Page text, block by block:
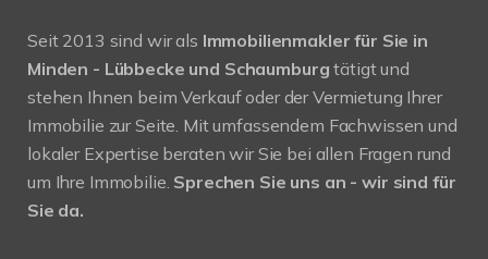
Seit 2013 sind wir als Immobilienmakler für Sie in
Minden - Lübbecke und Schaumburgtätigt und
stehen Ihnen beim Verkauf oder der Vermietung Ihrer
Immobilie zur Seite. Mit umfassendem Fachwissen und
lokaler Expertise beraten wir Sie bei allen Fragen rund
um Ihre Immobilie. Sprechen Sie uns an - wir sind für
Sie da.